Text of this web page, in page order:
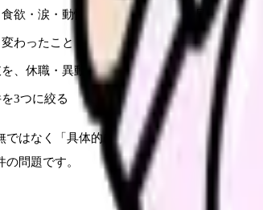
欲・涙・動悸・欠勤衝動に分けて見る
わったこと・変わらなかったことを残す
、休職・異動・勤務調整・在職転職に分ける
3つに絞る
ではなく「具体的に何を相談し、何が変わら
問題です。